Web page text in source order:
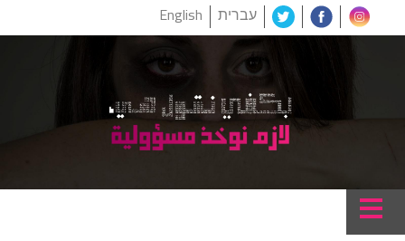
עברית English